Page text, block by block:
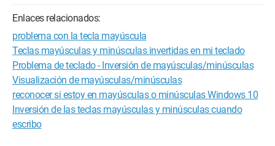
Enlaces relacionados:
problema con la tecla mayúscula
Teclas mayúsculas y minúsculas invertidas en mi teclado
Problema de teclado - Inversión de mayúsculas/minúsculas
Visualización de mayúsculas/minúsculas
reconocer si estoy en mayúsculas o minúsculas Windows 10
Inversión de las teclas mayúsculas y minúsculas cuando
escribo